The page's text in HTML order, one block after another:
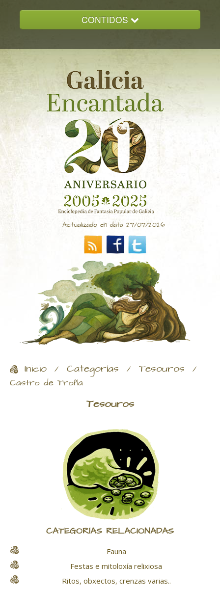
CONTIDOS
GALICIA ENCANTADA
DOCUMENTACION
NOVAS
CONTACTO
Actualizado en data 27/07/2026
Inicio / Categorías / Tesouros /
Castro de Troña
Tesouros
CATEGORÍAS RELACIONADAS
Fauna
Festas e mitoloxía relixiosa
Ritos, obxectos, crenzas varias..